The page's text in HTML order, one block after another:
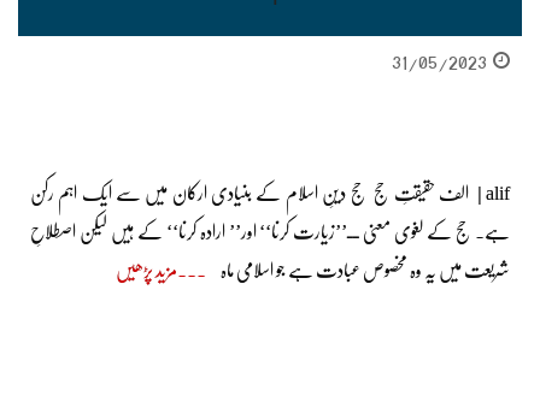
31/05/2023
alif | الف حقیقتِ حج حج دینِ اسلام کے بنیادی ارکان میں سے ایک اہم رکن
ہے۔ حج کے لغوی معنی ــ’’زیارت کرنا‘‘ اور’’ ارادہ کرنا‘‘ کے ہیں لیکن اصطلاحِ
شریعت میں یہ وہ مخصوص عبادت ہے جو اسلامی ماہ مزید پڑھیں